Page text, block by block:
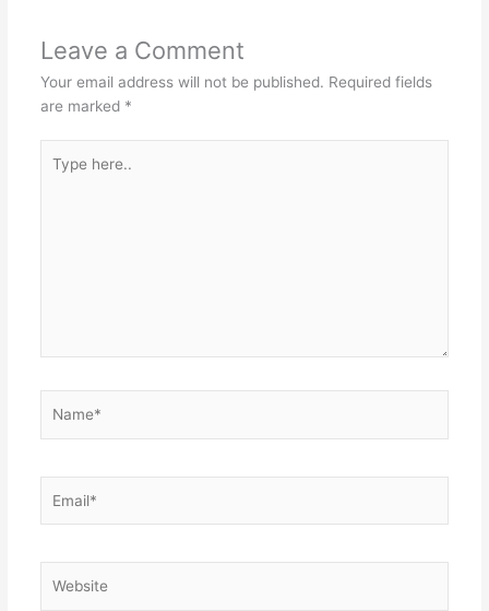
Leave a Comment
Your email address will not be published. Required fields
are marked *
here..